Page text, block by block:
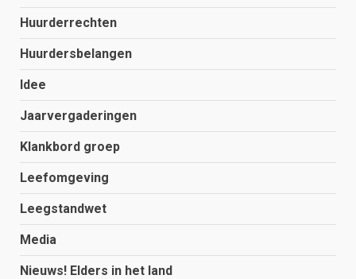
Huurderrechten
Huurdersbelangen
Idee
Jaarvergaderingen
Klankbord groep
Leefomgeving
Leegstandwet
Media
Nieuws! Elders in het land